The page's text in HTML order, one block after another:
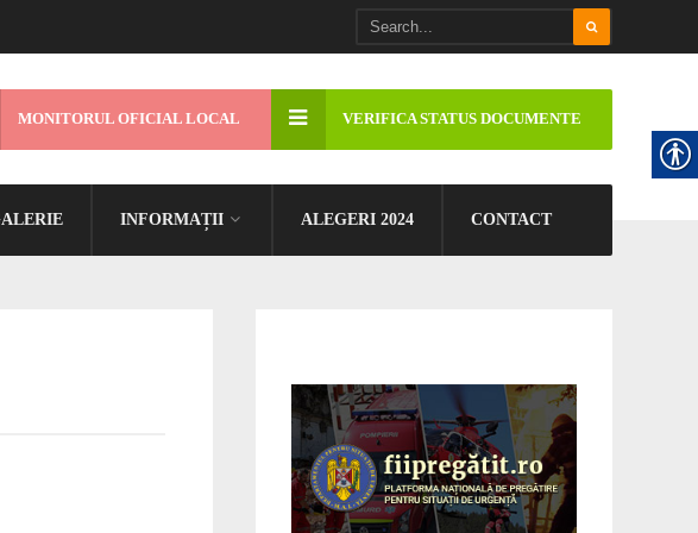
INFORMAȚII ALEGERI 2024 CONTACT
MONITORUL OFICIAL LOCAL VERIFICA STATUS DOCUMENTE